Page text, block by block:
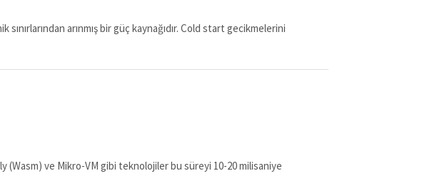
arınmış bir güç kaynağıdır. Cold start gecikmelerini
(Wasm) ve Mikro-VM gibi teknolojiler bu süreyi 10-20 milisaniye